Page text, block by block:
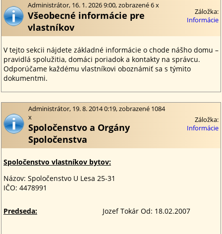
Administrátor, 16. 1. 2026 9:00, zobrazené 6 x
Všeobecné informácie pre
vlastníkov
Záložka:
Informácie
V tejto sekcii nájdete základné informácie o chode nášho domu –
pravidlá spolužitia, domáci poriadok a kontakty na správcu.
Odporúčame každému vlastníkovi oboznámiť sa s týmito
dokumentmi.
Administrátor, 19. 8. 2014 0:19, zobrazené 1084
x
Spoločenstvo a Orgány
Spoločenstva
Záložka:
Informácie
Spoločenstvo vlastníkov bytov:
Názov: Spoločenstvo U Lesa 25-31
IČO: 4478991
Predseda: Jozef Tokár Od: 18.02.2007